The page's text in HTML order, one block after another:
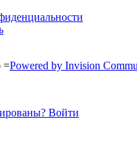
=Powered by Invision
Войти